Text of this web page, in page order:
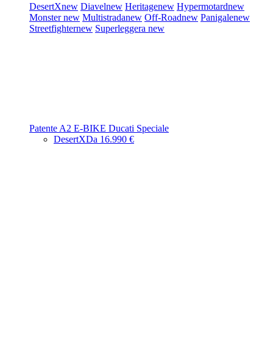
DesertXnew Diavelnew Heritagenew Hypermotardnew
Monsternew Multistradanew Off-Roadnew Panigalenew
Streetfighternew Superleggera new
Patente A2 E-BIKE Ducati Speciale
DesertXDa 16.990 €